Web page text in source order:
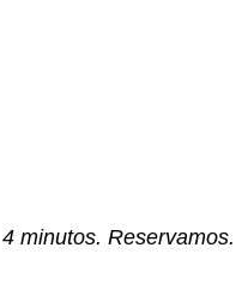
minutos. Reservamos.